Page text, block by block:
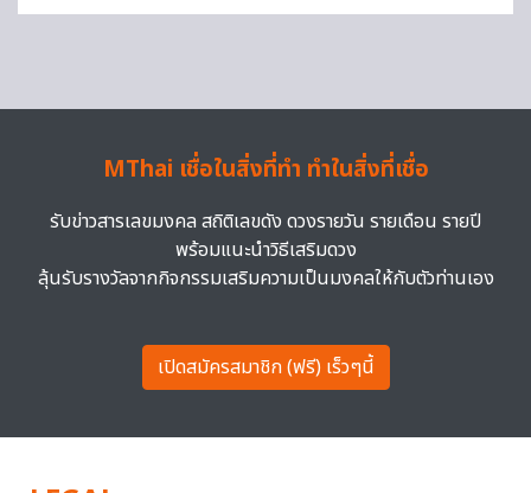
MThai เชื่อในสิ่งที่ทำ ทำในสิ่งที่เชื่อ
รับข่าวสารเลขมงคล สถิติเลขดัง ดวงรายวัน รายเดือน รายปี
พร้อมแนะนำวิธีเสริมดวง
ลุ้นรับรางวัลจากกิจกรรมเสริมความเป็นมงคลให้กับตัวท่านเอง
เปิดสมัครสมาชิก (ฟรี) เร็วๆนี้